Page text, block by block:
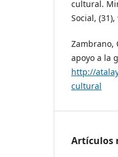
cultural.
Social, (31),
Zambrano,
apoyo a la
http://
cultural
Artículos